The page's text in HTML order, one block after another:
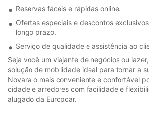
Reservas fáceis e rápidas online.
Ofertas especiais e descontos
longo prazo.
Serviço de qualidade e assistência ao
Seja você um viajante de negócios ou
solução de mobilidade ideal para tornar a
Novara o mais conveniente e confortável
cidade e arredores com facilidade e
alugado da Europcar.